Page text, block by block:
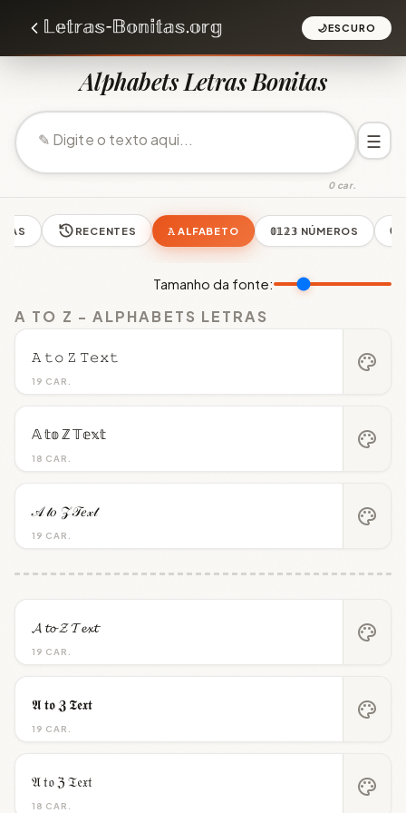
🌙ESCURO
Alphabets Letras Bonitas
0 car.
☰
RECENTES 𝙰 ALFABETO 𝟘𝟙𝟚𝟛 NÚMEROS 🅡
Tamanho da fonte:
A TO Z - ALPHABETS LETRAS
19 CAR.
𝙰 𝚝𝚘 𝚉 𝚃𝚎𝚡𝚝 palette
18 CAR.
𝔸 𝕥𝕠 ℤ 𝕋𝕖𝕩𝕥 palette
19 CAR.
𝒜 𝓉𝑜 𝒵 𝒯𝑒𝓍𝓉 palette
19 CAR.
𝓐 𝓽𝓸 𝓩 𝓣𝓮𝔁𝓽 palette
19 CAR.
𝕬 𝖙𝖔 𝖅 𝕿𝖊𝖝𝖙 palette
18 CAR.
𝔄 𝔱𝔬 ℨ 𝔗𝔢𝔵𝔱 palette